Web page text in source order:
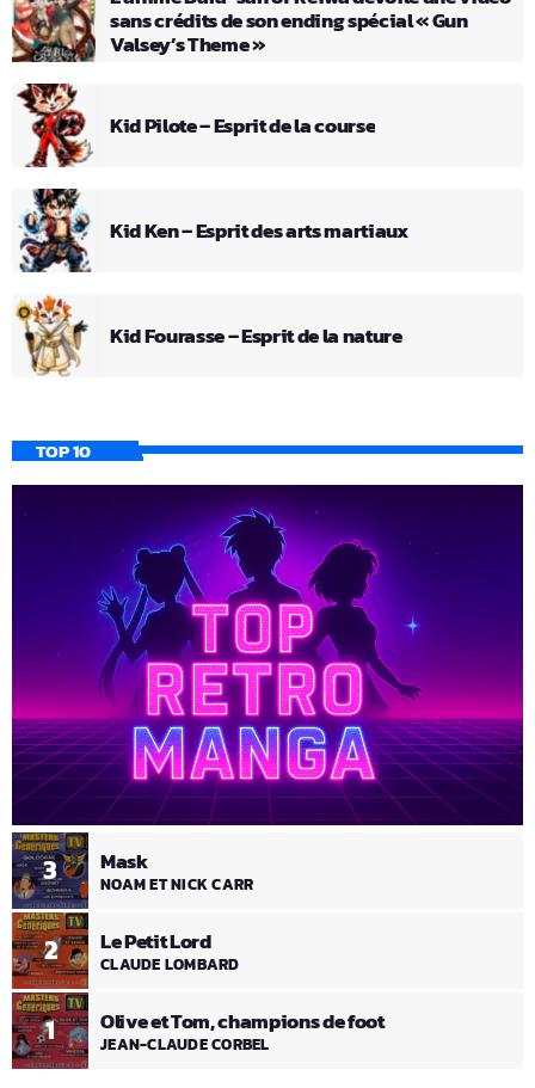
sans crédits de son ending spécial « Gun
Valsey’s Theme »
Kid Pilote – Esprit de la course
Kid Ken – Esprit des arts martiaux
Kid Fourasse – Esprit de la nature
TOP 10
1 Olive et Tom, champions de foot
JEAN-CLAUDE CORBEL
2 Le Petit Lord
CLAUDE LOMBARD
3 Mask
NOAM ET NICK CARR